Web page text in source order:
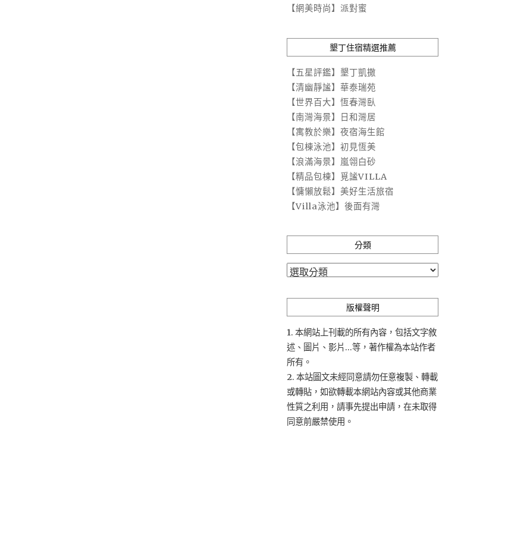
【網美時尚】派對蜜
墾丁住宿精選推薦
【五星評鑑】墾丁凱撒
【清幽靜謐】華泰瑞苑
【世界百大】恆春灣臥
【南灣海景】日和灣居
【寓教於樂】夜宿海生館
【包棟泳池】初見恆美
【浪滿海景】嵐翎白砂
【精品包棟】覓謐VILLA
【慵懶放鬆】美好生活旅宿
【Villa泳池】後面有灣
分類
分
版權聲明
1. 本網站上刊載的所有內容，包括文字敘
述、圖片、影片...等，著作權為本站作者
所有。
2. 本站圖文未經同意請勿任意複製、轉載
或轉貼，如欲轉載本網站內容或其他商業
性質之利用，請事先提出申請，在未取得
同意前嚴禁使用。